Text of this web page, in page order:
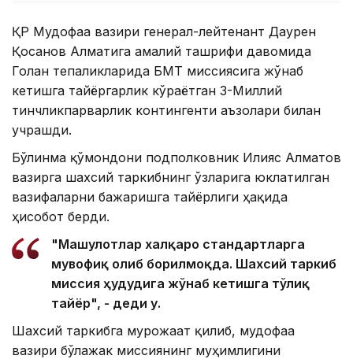
ҚР Мудофаа вазири генерал-лейтенант Даурен
Қосанов Алматига амалий ташрифи давомида
Голан тепаликларида БМТ миссиясига жўнаб
кетишга тайёргарлик кўраётган 3-Миллий
тинчликпарварлик контингенти аъзолари билан
учрашди.
Бўлинма қўмондони подполковник Илияс Алматов
вазирга шахсий таркибнинг ўзларига юклатилган
вазифаларни бажаришга тайёрлиги ҳақида
ҳисобот берди.
"Машғулотлар халқаро стандартларга
мувофиқ олиб борилмоқда. Шахсий таркиб
миссия ҳудудига жўнаб кетишга тўлиқ
тайёр", - деди у.
Шахсий таркибга мурожаат қилиб, мудофаа
вазири бўлажак миссиянинг муҳимлигини